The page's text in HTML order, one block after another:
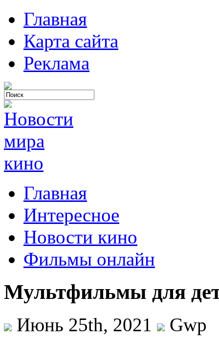
Главная
Карта сайта
Реклама
Главная
Интересное
Новости кино
Фильмы онлайн
Мультфильмы для
Июнь 25th, 2021
Gwp